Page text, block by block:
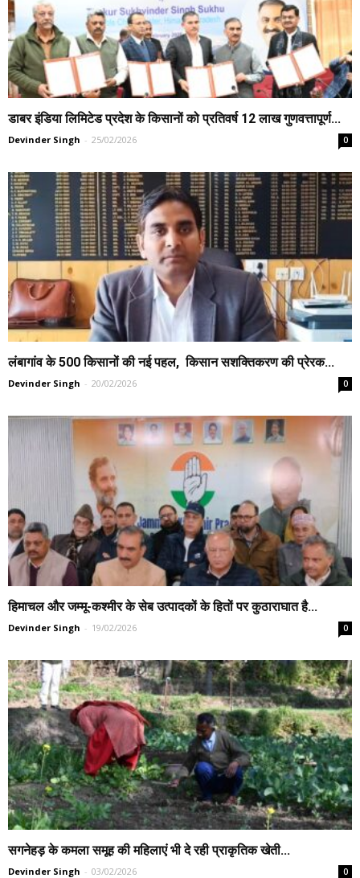
डाबर इंडिया लिमिटेड प्रदेश के किसानों को प्रतिवर्ष 12 लाख गुणवत्तापूर्ण...
Devinder Singh - 25/02/2026 0
लंबागांव के 500 किसानों की नई पहल, किसान सशक्तिकरण की प्रेरक...
Devinder Singh - 20/02/2026 0
हिमाचल और जम्मू-कश्मीर के सेब उत्पादकों के हितों पर कुठाराघात है...
Devinder Singh - 19/02/2026 0
सगनेहड़ के कमला समूह की महिलाएं भी दे रही प्राकृतिक खेती...
Devinder Singh - 03/02/2026 0